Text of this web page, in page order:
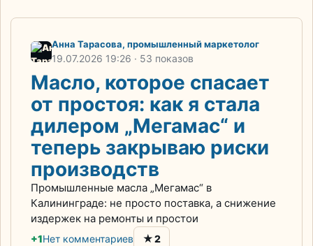
Анна Тарасова, промышленный маркетолог
19.07.2026 19:26 · 53 показов
Масло, которое спасает
от простоя: как я стала
дилером „Мегамас“ и
теперь закрываю риски
производств
Промышленные масла „Мегамас“ в
Калининграде: не просто поставка, а снижение
издержек на ремонты и простои
+1Нет комментариев ★2